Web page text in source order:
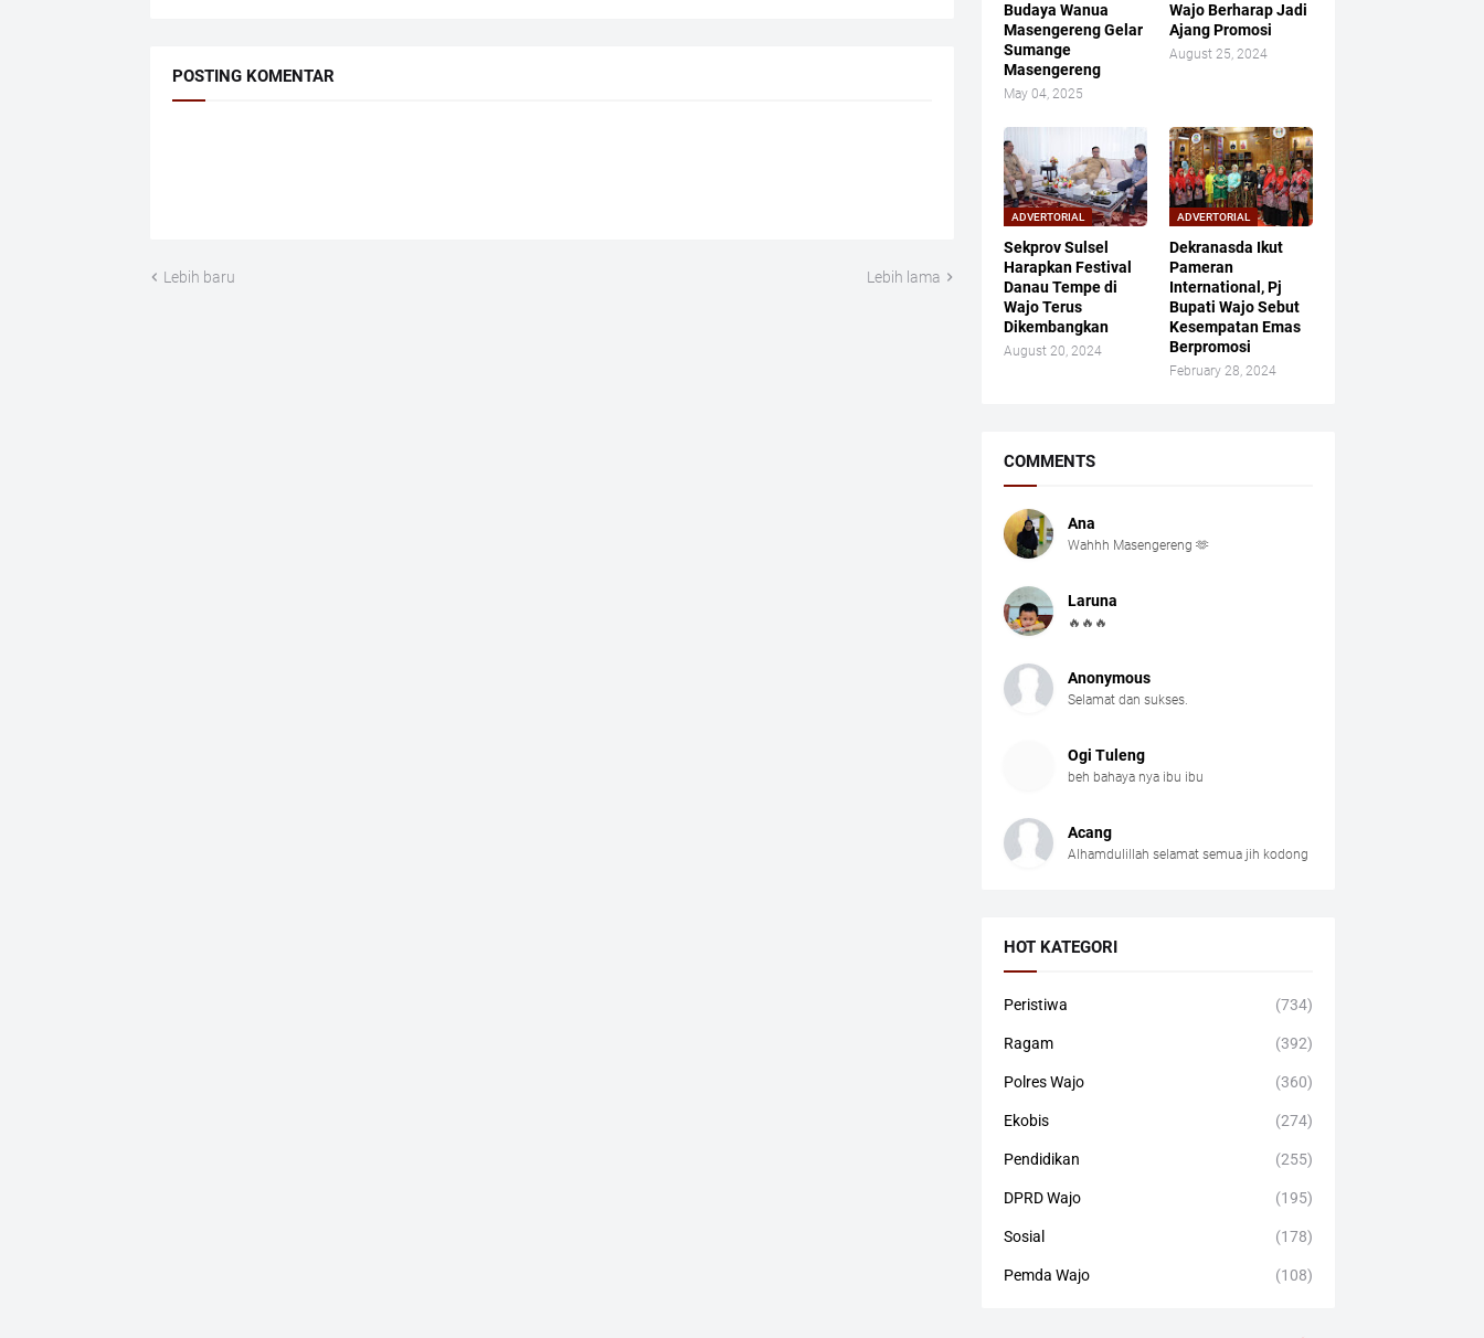
POSTING KOMENTAR
Lebih baru Lebih lama
Budaya Wanua
Masengereng Gelar
Sumange
Masengereng
May 04, 2025
Wajo Berharap Jadi
Ajang Promosi
August 25, 2024
ADVERTORIAL
Sekprov Sulsel
Harapkan Festival
Danau Tempe di
Wajo Terus
Dikembangkan
August 20, 2024
ADVERTORIAL
Dekranasda Ikut
Pameran
International, Pj
Bupati Wajo Sebut
Kesempatan Emas
Berpromosi
February 28, 2024
COMMENTS
Ana
Wahhh Masengereng 🫶
Laruna
🔥🔥🔥
Anonymous
Selamat dan sukses.
Ogi Tuleng
beh bahaya nya ibu ibu
Acang
Alhamdulillah selamat semua jih kodong
HOT KATEGORI
Peristiwa (734)
Ragam (392)
Polres Wajo (360)
Ekobis (274)
Pendidikan (255)
DPRD Wajo (195)
Sosial (178)
Pemda Wajo (108)